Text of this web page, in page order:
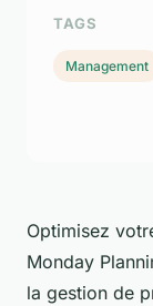
Optimisez
Monday
la gestion de
TAGS
Management